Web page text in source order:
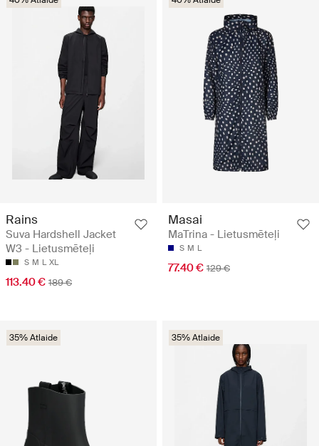
Rains
Suva Hardshell Jacket
W3 - Lietusmēteļi
S M L XL
113.40 € 189 €
Masai
MaTrina - Lietusmēteļi
S M L
77.40 € 129 €
35% Atlaide 35% Atlaide